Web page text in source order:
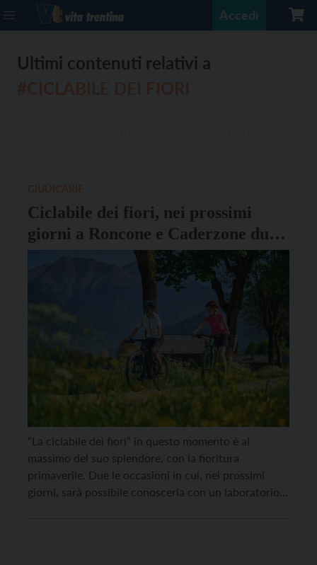
Accedi
Ultimi contenuti relativi a
Ciclabile dei fiori, nei prossimi
giorni a Roncone e Caderzone due
laboratori di eco-printing
“La ciclabile dei fiori” in questo momento è al
massimo del suo splendore, con la fioritura
primaverile. Due le occasioni in cui, nei prossimi
giorni, sarà possibile conoscerla con un laboratorio